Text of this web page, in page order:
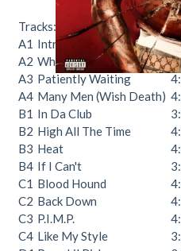
Tracks:
A1 Intro
A2 What Up Gangsta
A3 Patiently Waiting
A4 Many Men (Wish Death)
B1 In Da Club
B2 High All The Time
B3 Heat
B4 If I Can't
C1 Blood Hound
C2 Back Down
C3 P.I.M.P.
C4 Like My Style